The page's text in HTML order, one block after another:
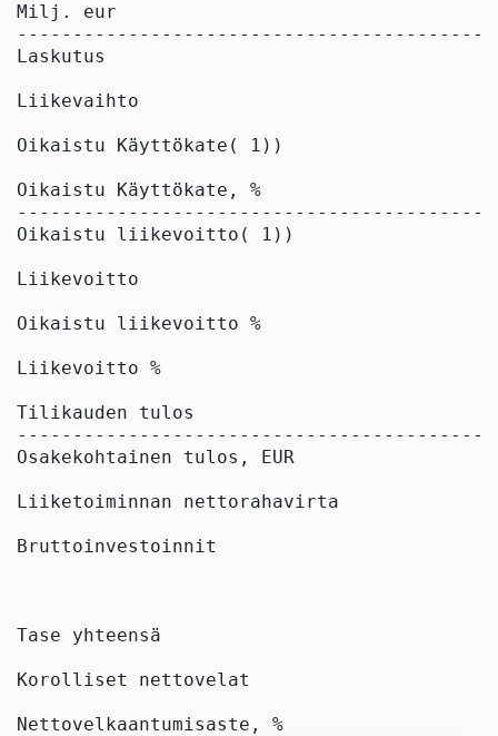
Milj. eur
Laskutus
Liikevaihto
Oikaistu Käyttökate( 1))
Oikaistu Käyttökate, %
Oikaistu liikevoitto( 1))
Liikevoitto
Oikaistu liikevoitto %
Liikevoitto %
Tilikauden tulos
Osakekohtainen tulos, EUR
Liiketoiminnan nettorahavirta
Bruttoinvestoinnit
Tase yhteensä
Korolliset nettovelat
Nettovelkaantumisaste, %